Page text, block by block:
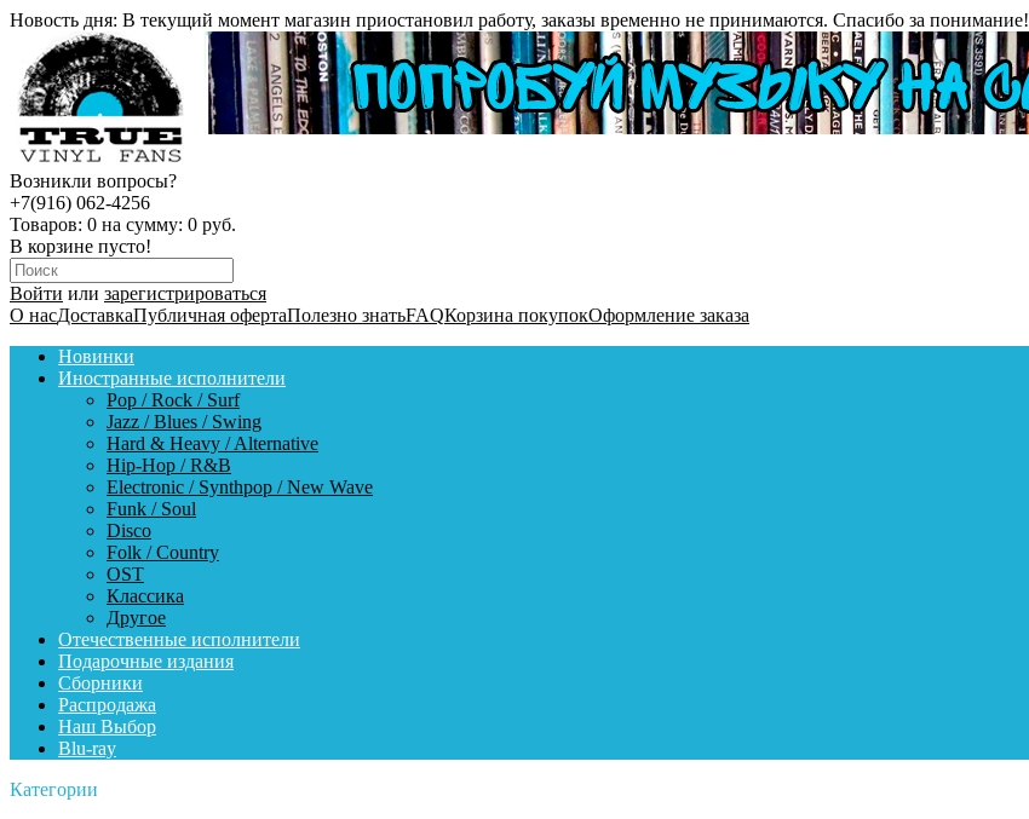
Новость дня: В текущий момент магазин приостановил работу, заказы временно не принимаются. Спасибо за понимание!
Возникли вопросы?
+7(916) 062-4256
Товаров: 0 на сумму: 0 руб.
В корзине пусто!
Войти или зарегистрироваться
О насДоставкаПубличная офертаПолезно знатьFAQКорзина покупокОформление заказа
Новинки
Иностранные исполнители
Pop / Rock / Surf
Jazz / Blues / Swing
Hard & Heavy / Alternative
Hip-Hop / R&B
Electronic / Synthpop / New Wave
Funk / Soul
Disco
Folk / Country
OST
Классика
Другое
Отечественные исполнители
Подарочные издания
Сборники
Распродажа
Наш Выбор
Blu-ray
Категории